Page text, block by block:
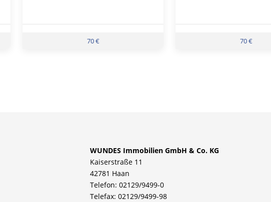
70 € 70 €
WUNDES Immobilien GmbH & Co. KG
Kaiserstraße 11
42781 Haan
Telefon: 02129/9499-0
Telefax: 02129/9499-98